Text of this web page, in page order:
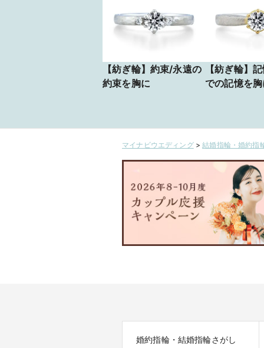
【紡ぎ輪】約束/永遠の
約束を胸に
【紡ぎ輪】
での記憶を
マイナビウエディング>結婚指輪・婚約指
婚約指輪・結婚指輪さがし